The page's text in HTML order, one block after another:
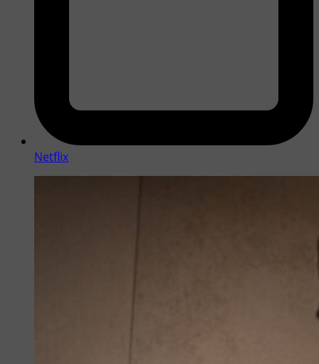
Netflix